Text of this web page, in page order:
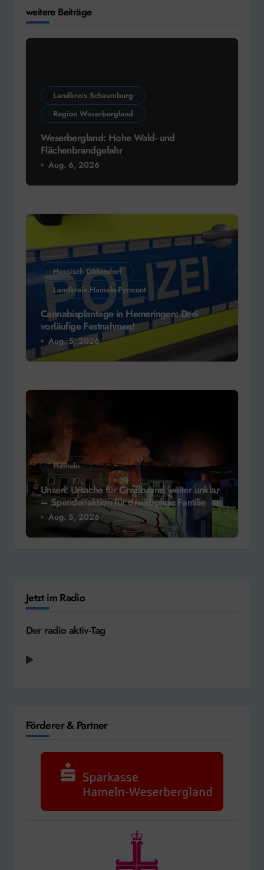
weitere Beiträge
Landkreis Schaumburg
Region Weserbergland
Weserbergland: Hohe Wald- und
Flächenbrandgefahr
Aug. 6, 2026
Hessisch Oldendorf
Landkreis Hameln-Pyrmont
Cannabisplantage in Hemeringen: Drei
vorläufige Festnahmen!
Aug. 5, 2026
Hameln
Unsen: Ursache für Großbrand weiter unklar
– Spendenaktion für dreiköpfige Familie
Aug. 5, 2026
Jetzt im Radio
Der radio aktiv-Tag
Förderer & Partner